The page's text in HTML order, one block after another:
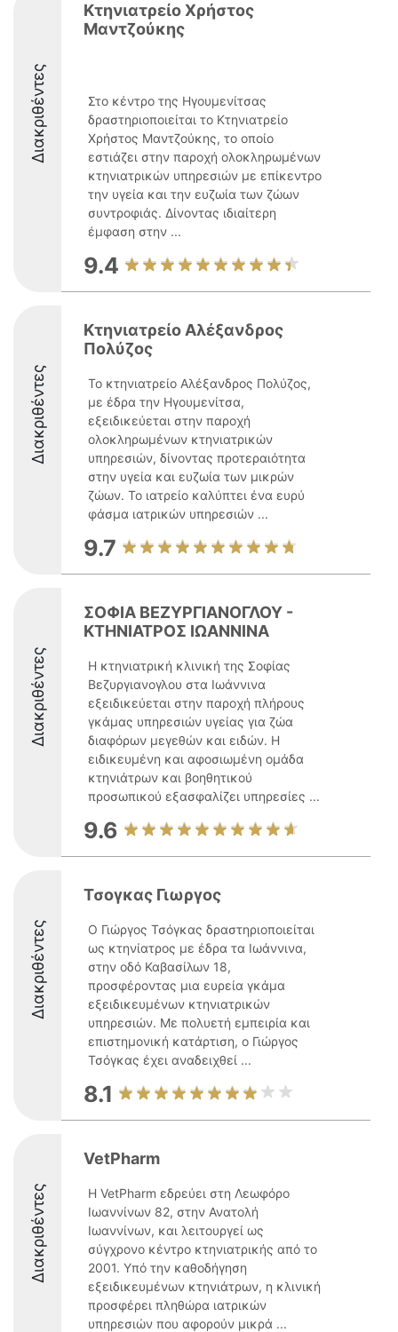
Διακριθέντες
Κτηνιατρείο Χρήστος
Μαντζούκης
Στο κέντρο της Ηγουμενίτσας
δραστηριοποιείται το Κτηνιατρείο
Χρήστος Μαντζούκης, το οποίο
εστιάζει στην παροχή ολοκληρωμένων
κτηνιατρικών υπηρεσιών με επίκεντρο
την υγεία και την ευζωία των ζώων
συντροφιάς. Δίνοντας ιδιαίτερη
έμφαση στην ...
9.4
Διακριθέντες
Κτηνιατρείο Αλέξανδρος
Πολύζος
Το κτηνιατρείο Αλέξανδρος Πολύζος,
με έδρα την Ηγουμενίτσα,
εξειδικεύεται στην παροχή
ολοκληρωμένων κτηνιατρικών
υπηρεσιών, δίνοντας προτεραιότητα
στην υγεία και ευζωία των μικρών
ζώων. Το ιατρείο καλύπτει ένα ευρύ
φάσμα ιατρικών υπηρεσιών ...
9.7
Διακριθέντες
ΣΟΦΙΑ ΒΕΖΥΡΓΙΑΝΟΓΛΟΥ -
ΚΤΗΝΙΑΤΡΟΣ ΙΩΑΝΝΙΝΑ
Η κτηνιατρική κλινική της Σοφίας
Βεζυργιανογλου στα Ιωάννινα
εξειδικεύεται στην παροχή πλήρους
γκάμας υπηρεσιών υγείας για ζώα
διαφόρων μεγεθών και ειδών. Η
ειδικευμένη και αφοσιωμένη ομάδα
κτηνιάτρων και βοηθητικού
προσωπικού εξασφαλίζει υπηρεσίες ...
9.6
Διακριθέντες
Τσογκας Γιωργος
Ο Γιώργος Τσόγκας δραστηριοποιείται
ως κτηνίατρος με έδρα τα Ιωάννινα,
στην οδό Καβασίλων 18,
προσφέροντας μια ευρεία γκάμα
εξειδικευμένων κτηνιατρικών
υπηρεσιών. Με πολυετή εμπειρία και
επιστημονική κατάρτιση, ο Γιώργος
Τσόγκας έχει αναδειχθεί ...
8.1
Διακριθέντες
VetPharm
Η VetPharm εδρεύει στη Λεωφόρο
Ιωαννίνων 82, στην Ανατολή
Ιωαννίνων, και λειτουργεί ως
σύγχρονο κέντρο κτηνιατρικής από το
2001. Υπό την καθοδήγηση
εξειδικευμένων κτηνιάτρων, η κλινική
προσφέρει πληθώρα ιατρικών
υπηρεσιών που αφορούν μικρά ...